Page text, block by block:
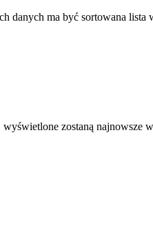
danych ma być sortowana lista
zostaną najnowsze